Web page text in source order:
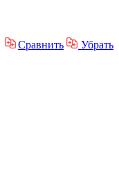
Сравнить
Убрать